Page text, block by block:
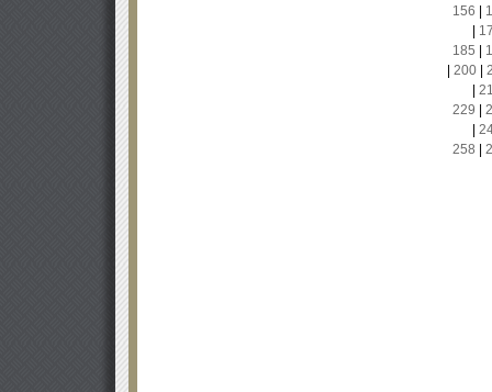
156
185
200|
229
258